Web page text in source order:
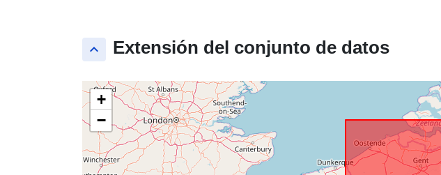
keyboard_arrow_up Extensión del conjunto de datos
+
−